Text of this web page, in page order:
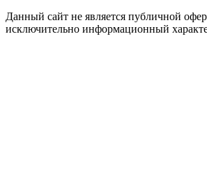
Данный сайт не является публичной
исключительно информационный